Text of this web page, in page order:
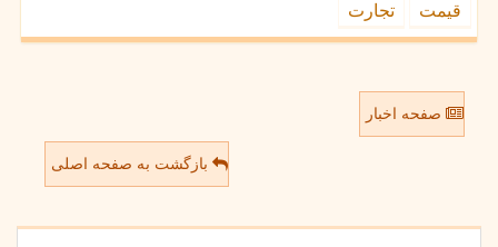
قیمت
تجارت
صفحه اخبار
بازگشت به صفحه اصلی